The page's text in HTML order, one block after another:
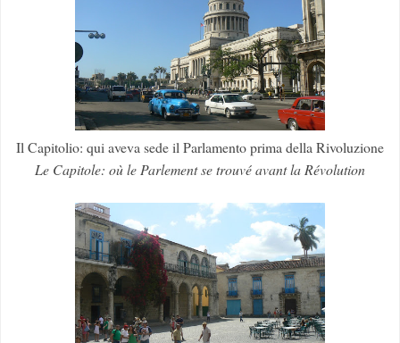
Il Capitolio: qui aveva sede il Parlamento prima della Rivoluzione
Le Capitole: où le Parlement se trouvé avant la Révolution